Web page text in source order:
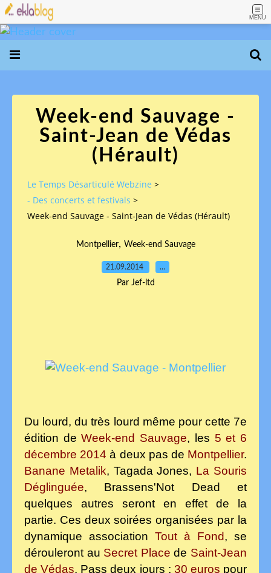
MENU
Week-end Sauvage -
Saint-Jean de Védas
(Hérault)
Le Temps Désarticulé Webzine >
- Des concerts et festivals >
Week-end Sauvage - Saint-Jean de Védas (Hérault)
Montpellier, Week-end Sauvage
21.09.2014 …
Par Jef-ltd
Du lourd, du très lourd même pour cette 7e
édition deWeek-end Sauvage, les 5 et 6
décembre 2014à deux pas de Montpellier.
Banane Metalik, Tagada Jones, La Souris
Déglinguée, Brassens'Not Dead et
quelques autres seront en effet de la
partie. Ces deux soirées organisées par la
dynamique association Tout à Fond, se
dérouleront au Secret Placede Saint-Jean
de Védas. Pass deux jours : 30 euros pour